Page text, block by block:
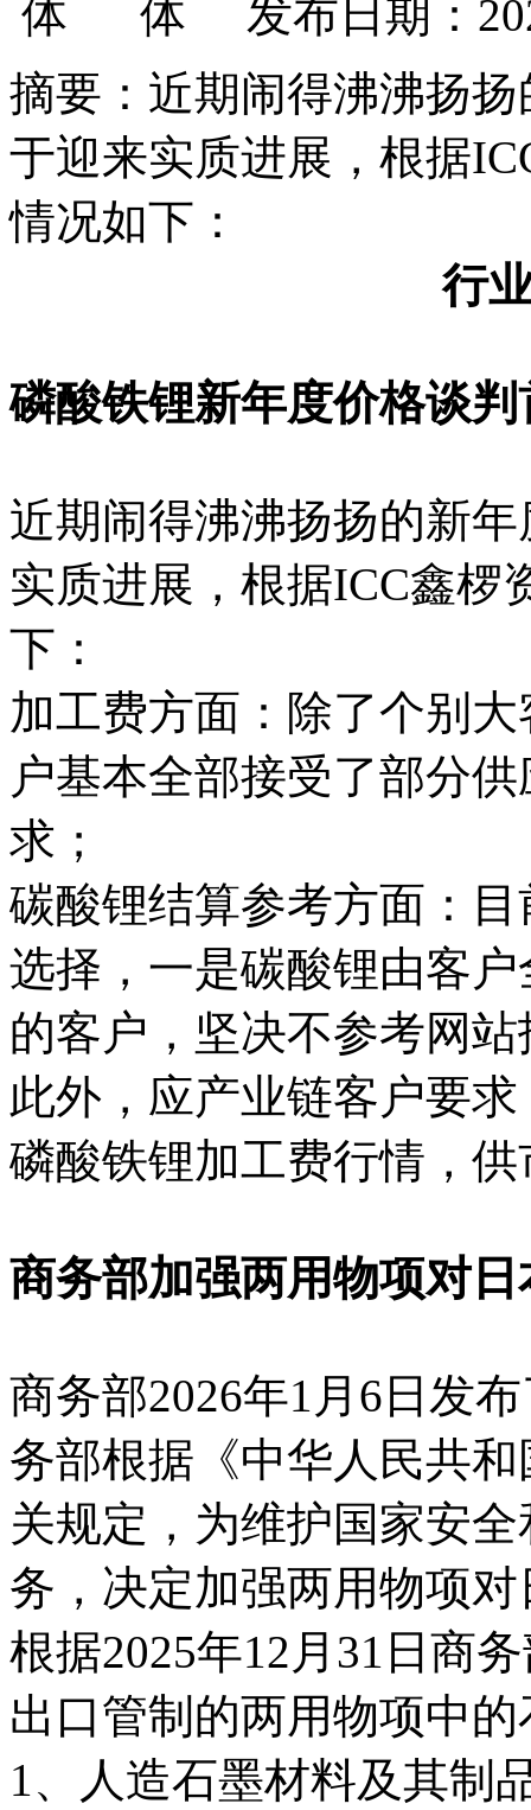
发布日期：
摘要：近期闹得沸沸扬
于迎来实质进展，根据
情况如下：
行
磷酸铁锂新年度价格谈
近期闹得沸沸扬扬的新
实质进展，根据ICC鑫椤
下：
加工费方面：除了个别
户基本全部接受了部分
求；
碳酸锂结算参考方面：
选择，一是碳酸锂由客
的客户，坚决不参考网
此外，应产业链客户要
磷酸铁锂加工费行情，
商务部加强两用物项对
商务部2026年1月6日发
务部根据《中华人民共
关规定，为维护国家安
务，决定加强两用物项
根据2025年12月31日商
出口管制的两用物项中
1、‌人造石墨材料及其制